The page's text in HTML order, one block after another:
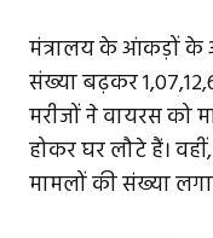
मंत्रालय के आंकड़ों के
संख्या बढ़कर
मरीजों ने वायरस को
होकर घर लौटे हैं।
मामलों की संख्या